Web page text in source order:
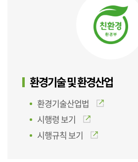
환경기술 및 환경산업
환경기술산업법
시행령 보기
시행규칙 보기